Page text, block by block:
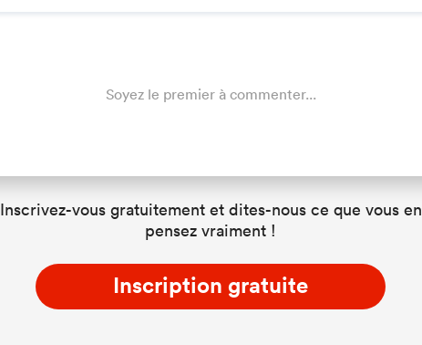
Soyez le premier à commenter...
Inscrivez-vous gratuitement et dites-nous ce que vous en
pensez vraiment !
Inscription gratuite